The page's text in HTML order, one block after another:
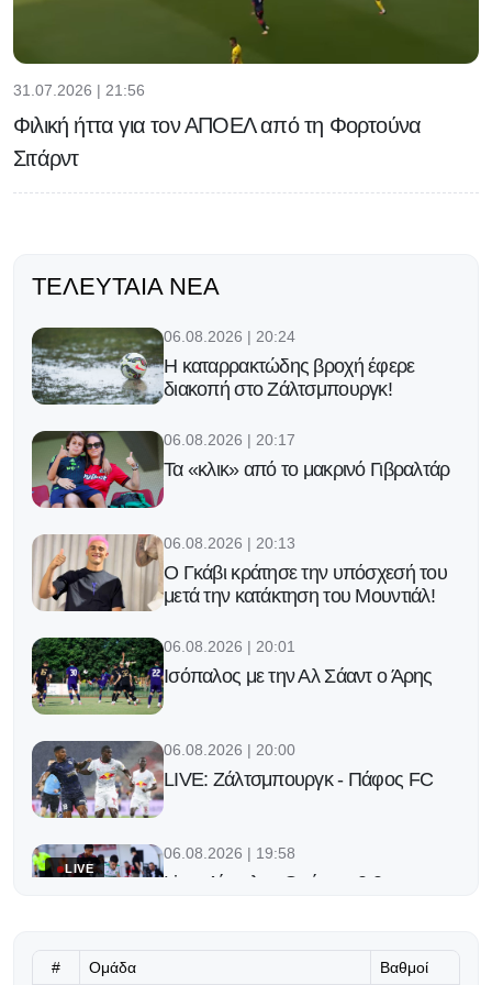
31.07.2026 | 21:56
Φιλική ήττα για τον ΑΠΟΕΛ από τη Φορτούνα
Σιτάρντ
ΤΕΛΕΥΤΑΊΑ ΝΈΑ
06.08.2026 | 20:24
Η καταρρακτώδης βροχή έφερε
διακοπή στο Ζάλτσμπουργκ!
06.08.2026 | 20:17
Τα «κλικ» από το μακρινό Γιβραλτάρ
06.08.2026 | 20:13
Ο Γκάβι κράτησε την υπόσχεσή του
μετά την κατάκτηση του Μουντιάλ!
06.08.2026 | 20:01
Ισόπαλος με την Αλ Σάαντ ο Άρης
06.08.2026 | 20:00
LIVE: Ζάλτσμπουργκ - Πάφος FC
LIVE
06.08.2026 | 19:58
Live: Λίνκολν - Ομόνοια 0-0
# Ομάδα Βαθμοί